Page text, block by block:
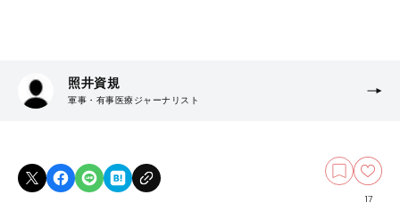
照井資規
軍事・有事医療ジャーナリスト
17